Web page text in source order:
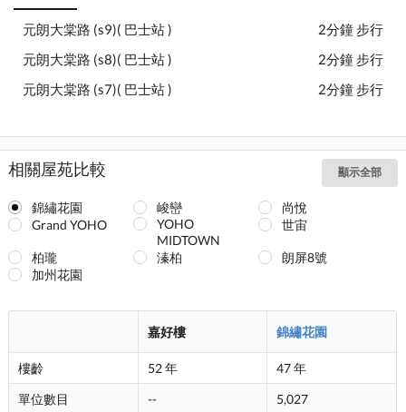
元朗大棠路 (s9)( 巴士站 )
2分鐘 步行
元朗大棠路 (s8)( 巴士站 )
2分鐘 步行
元朗大棠路 (s7)( 巴士站 )
2分鐘 步行
相關屋苑比較 顯示全部
錦繡花園 峻巒
尚悅
Grand YOHO
YOHO
MIDTOWN
世宙
柏瓏 溱柏
朗屏8號
加州花園
嘉好樓 錦繡花園
樓齡 52 年
47 年
單位數目
--
5,027